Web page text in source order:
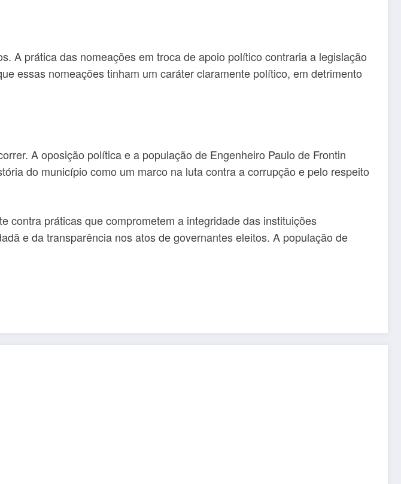
A prática das nomeações em troca de apoio político contraria a legislação
essas nomeações tinham um caráter claramente político, em detrimento
A oposição política e a população de Engenheiro Paulo de Frontin
do município como um marco na luta contra a corrupção e pelo respeito
contra práticas que comprometem a integridade das instituições
e da transparência nos atos de governantes eleitos. A população de